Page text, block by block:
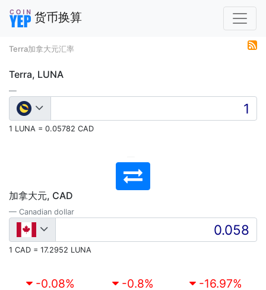
货币换算
Terra加拿大元汇率
Terra, LUNA
1 LUNA = 0.05782 CAD
加拿大元, CAD
Canadian dollar
1 CAD = 17.2952 LUNA
-0.08% -0.8% -16.97%